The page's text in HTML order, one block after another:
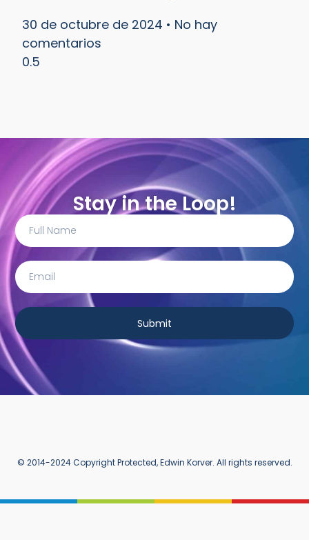
30 de octubre de 2024
No hay
comentarios
Stay in the Loop!
Submit
© 2014-2024 Copyright Protected, Edwin Korver. All rights reserved.